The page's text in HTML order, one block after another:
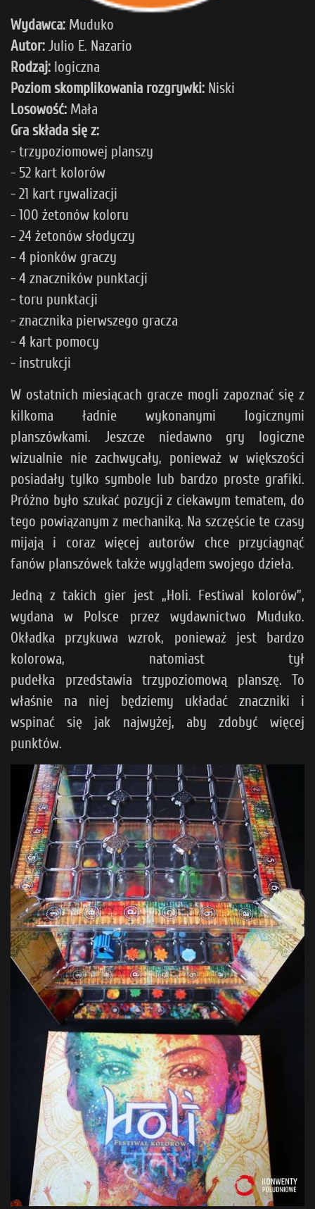
Wydawca: Muduko
Autor: Julio E. Nazario
Rodzaj: logiczna
Poziom skomplikowania rozgrywki: Niski
Losowość: Mała
Gra składa się z:
- trzypoziomowej planszy
- 52 kart kolorów
- 21 kart rywalizacji
- 100 żetonów koloru
- 24 żetonów słodyczy
- 4 pionków graczy
- 4 znaczników punktacji
- toru punktacji
- znacznika pierwszego gracza
- 4 kart pomocy
- instrukcji
W ostatnich miesiącach gracze mogli zapoznać się z
kilkoma ładnie wykonanymi logicznymi
planszówkami. Jeszcze niedawno gry logiczne
wizualnie nie zachwycały, ponieważ w większości
posiadały tylko symbole lub bardzo proste grafiki.
Próżno było szukać pozycji z ciekawym tematem, do
tego powiązanym z mechaniką. Na szczęście te czasy
mijają i coraz więcej autorów chce przyciągnąć
fanów planszówek także wyglądem swojego dzieła.
Jedną z takich gier jest „Holi. Festiwal kolorów”,
wydana w Polsce przez wydawnictwo Muduko.
Okładka przykuwa wzrok, ponieważ jest bardzo
kolorowa, natomiast tył
pudełka przedstawia trzypoziomową planszę. To
właśnie na niej będziemy układać znaczniki i
wspinać się jak najwyżej, aby zdobyć więcej
punktów.